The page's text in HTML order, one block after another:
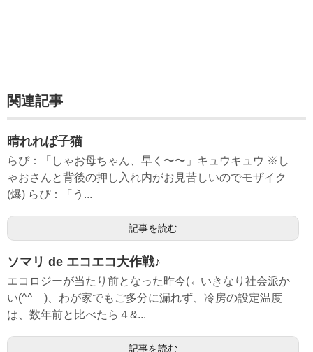
関連記事
晴れれば子猫
らぴ：「しゃお母ちゃん、早く〜〜」キュウキュウ ※し
ゃおさんと背後の押し入れ内がお見苦しいのでモザイク
(爆) らぴ：「う...
記事を読む
ソマリ de エコエコ大作戦♪
エコロジーが当たり前となった昨今(←いきなり社会派か
い(^^ゞ)、わが家でもご多分に漏れず、冷房の設定温度
は、数年前と比べたら４&...
記事を読む